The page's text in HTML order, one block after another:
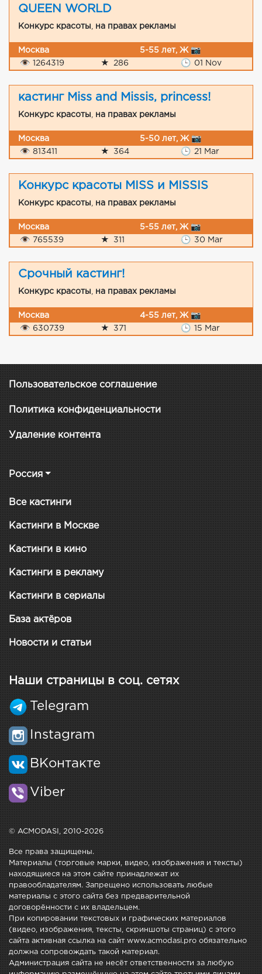
QUEEN WORLD
Конкурс красоты на правах рекламы
Москва
5-55 лет, Ж 📷
👁 1264319 ★ 286 🕒 01 Nov
кастинг Miss and Missis, princess!
Конкурс красоты на правах рекламы
Москва
5-50 лет, Ж 📷
👁 813411 ★ 364 🕒 21 Mar
Конкурс красоты MISS и MISSIS
Конкурс красоты на правах рекламы
Москва
5-55 лет, Ж 📷
👁
765539 ★ 311 🕒 30 Mar
Срочный кастинг!
Конкурс красоты на правах рекламы
Москва
4-55 лет, Ж 📷
👁 630739 ★ 371 🕒 15 Mar
Пользовательское соглашение
Политика конфиденциальности
Удаление контента
Россия
Все кастинги
Кастинги в Москве
Кастинги в кино
Кастинги в рекламу
Кастинги в сериалы
База актёров
Новости и статьи
Наши страницы в соц. сетях
Telegram
Instagram
ВКонтакте
Viber
© ACMODASI, 2010-2026
Все права защищены.
Материалы (торговые марки, видео, изображения и тексты)
находящиеся на этом сайте принадлежат их
правообладателям. Запрещено использовать любые
материалы с этого сайта без предварительной
договорённости с их владельцем.
При копировании текстовых и графических материалов
(видео, изображения, тексты, скриншоты страниц) с этого
сайта активная ссылка на сайт www.acmodasi.pro обязательно
должна сопровождать такой материал.
Администрация сайта не несёт ответственности за любую